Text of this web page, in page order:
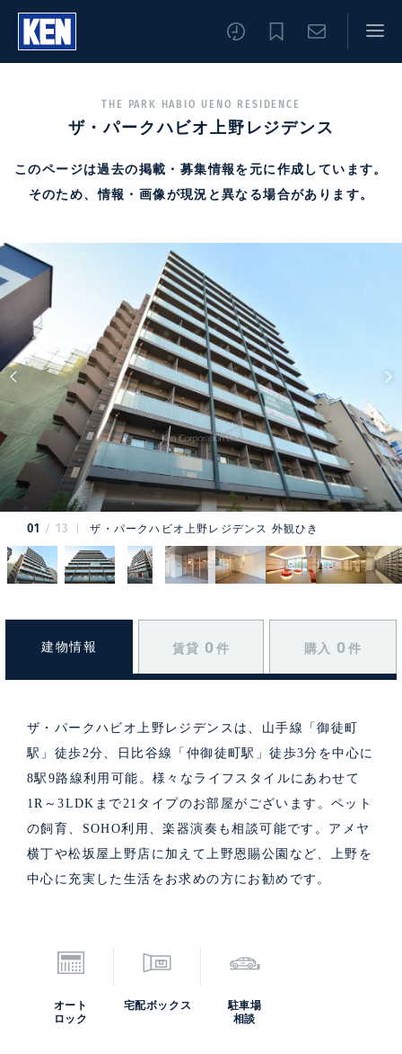
THE PARK HABIO UENO RESIDENCE
ザ・パークハビオ上野レジデンス
このページは過去の掲載・募集情報を元に作成しています。
そのため、情報・画像が現況と異なる場合があります。
01 13 ザ・パークハビオ上野レジデンス 外観ひき
建物情報 賃貸 0 件 購入 0 件
ザ・パークハビオ上野レジデンスは、山手線「御徒町
駅」徒歩2分、日比谷線「仲御徒町駅」徒歩3分を中心に
8駅9路線利用可能。様々なライフスタイルにあわせて
1R～3LDKまで21タイプのお部屋がございます。ペット
の飼育、SOHO利用、楽器演奏も相談可能です。アメヤ
横丁や松坂屋上野店に加えて上野恩賜公園など、上野を
中心に充実した生活をお求めの方にお勧めです。
オート
ロック
宅配ボックス
駐車場
相談